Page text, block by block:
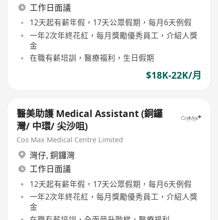
工作日面議
12天起有薪年假，17天公眾假期，每月6天例假
一年2次年終花紅，每月獎勵優秀員工，介紹人獎
金
在職有薪培訓，醫療福利，生日假期
$18K-22K/月
醫美助護 Medical Assistant (銅鑼
灣/ 中環/ 尖沙咀)
Cos Max Medical Centre Limited
灣仔, 銅鑼灣
工作日面議
12天起有薪年假，17天公眾假期，每月6天例假
一年2次年終花紅，每月獎勵優秀員工，介紹人獎
金